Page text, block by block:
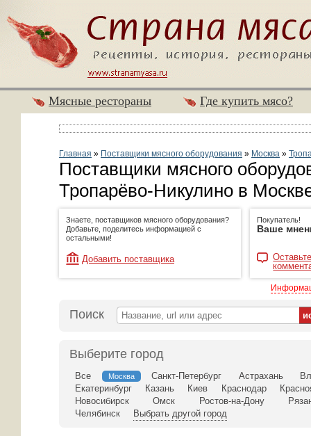
Мясные рестораны Где купить мясо?
Главная » Поставщики мясного оборудования » Москва »
Поставщики мясного
Тропарёво-Никулино в
Знаете, поставщиков мясного оборудования?
Добавьте, поделитесь информацией с
остальными!
Добавить поставщика
Покупатель!
Ваше
Поиск
Выберите город
Все Москва Санкт-Петербург Астрахань
Екатеринбург
Казань Киев Краснодар
Новосибирск
Омск Ростов-на-Дону
Челябинск
Выбрать другой город